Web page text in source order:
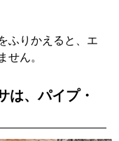
ふりかえると、エ
せん。
は、パイプ・